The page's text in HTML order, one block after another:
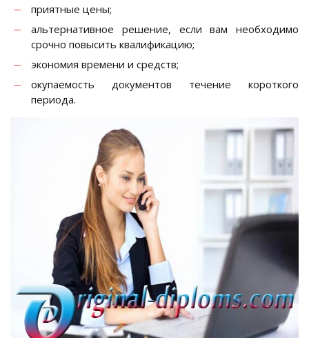
приятные цены;
альтернативное решение, если вам необходимо
срочно повысить квалификацию;
экономия времени и средств;
окупаемость документов течение короткого
периода.